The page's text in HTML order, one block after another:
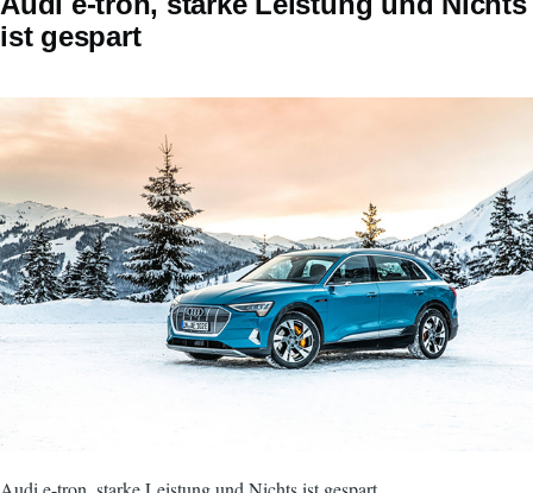
ist gespart